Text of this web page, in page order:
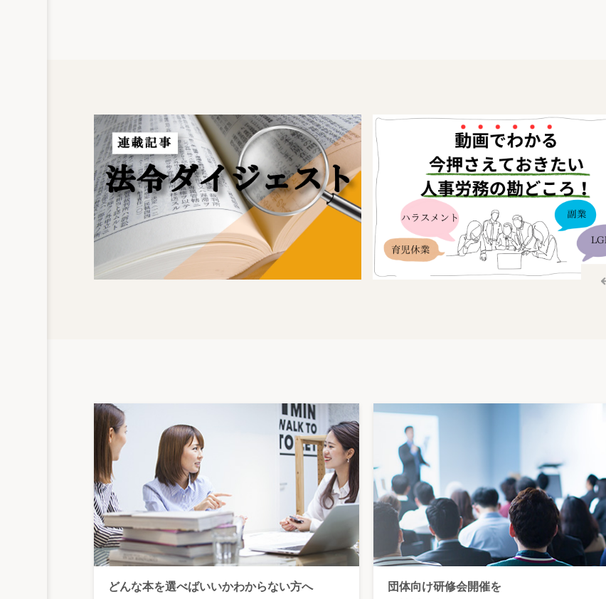
どんな本を選べばいいかわからない方へ
団体向け研修会開催を